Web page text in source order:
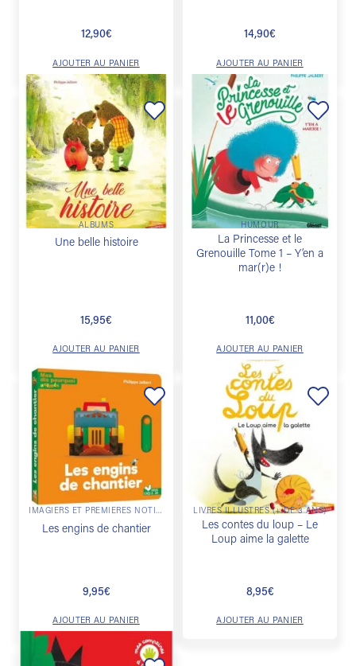
12,90€
AJOUTER AU PANIER
14,90€
AJOUTER AU PANIER
Ajouter
souhaits
ALBUMS
Une belle histoire
15,95€
AJOUTER AU PANIER
Ajouter
HUMOUR
La Princesse et le
Grenouille Tome 1 – Y’en a
mar(r)e !
11,00€
AJOUTER AU PANIER
Ajouter
à la
souhaits
IMAGIERS ET PREMIÈRES NOTIONS
Les engins de chantier
9,95€
AJOUTER AU PANIER
à la
souhaits
LIVRES ILLUSTRÉS (+ DE 3 ANS)
Les contes du loup – Le
Loup aime la galette
8,95€
AJOUTER AU PANIER